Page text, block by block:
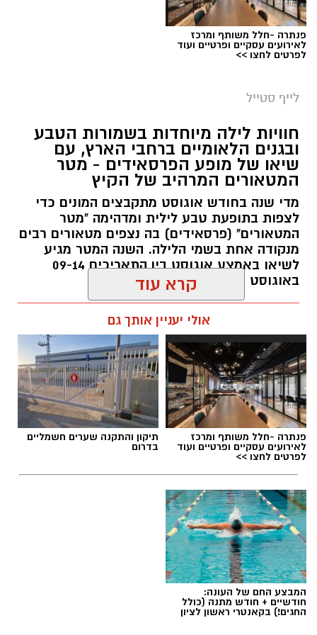
פנתרה -חלל משותף ומרכז
לאירועים עסקיים ופרטיים ועוד
לפרטים לחצו >>
לייף סטייל
חוויות לילה מיוחדות בשמורות הטבע
ובגנים הלאומיים ברחבי הארץ, עם
שיאו של מופע הפרסאידים - מטר
המטאורים המרהיב של הקיץ
מדי שנה בחודש אוגוסט מתקבצים המונים כדי
לצפות בתופעת טבע לילית ומדהימה "מטר
המטאורים" (פרסאידים) בה נצפים מטאורים רבים
מנקודה אחת בשמי הלילה. השנה המטר מגיע
לשיאו באמצע אוגוסט בין התאריכים 09-14
באוגוסט 2026.
תגים:מטר המטאורים
כשהשמש שוקעת והשמיים מתכסים באלפי כוכבים,
הטבע מציג את אחד המופעים המרהיבים של
השנה - מטר הפרסאידים. זו ההזדמנות לעצור
לרגע, להתרחק מאורות העיר, להרים את המבט אל
השמיים ולגלות עולם שלם של כוכבים, כוכבי לכת,
ערפיליות וסיפורי חלל.
מטר הפרסאידים, מתרחש כתוצאה ממפגש כדור
הארץ עם השובל של כוכב השביט סוויפט-טאטל,
הוא נחשב כמטר גדול במיוחד שבו ניתן לראות
קרא עוד
אולי יעניין אותך גם
פנתרה -חלל משותף ומרכז
לאירועים עסקיים ופרטיים ועוד
לפרטים לחצו >>
תיקון והתקנה שערים חשמליים
בדרום
המבצע החם של העונה:
חודשיים + חודש מתנה (כולל
החגים!) בקאנטרי ראשון לציון